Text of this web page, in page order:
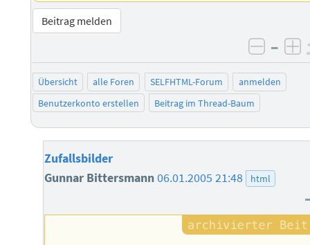
Beitrag melden
–
Übersicht alle Foren SELFHTML-Forum
anmelden
Benutzerkonto erstellen
Beitrag im Thread-Baum
Zufallsbilder
Gunnar Bittersmann06.01.2005 21:48 html